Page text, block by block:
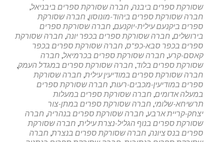
שסורקת ספרים ביבנה, חברה שסורקת ספרים ביבניאל,
חברה שסורקת ספרים ביהוד-מונוסון, חברה שסורקת
ספרים ביקנעם עילית-יוקנעם, חברה שסורקת ספרים
בירושלים, חברה שסורקת ספרים בכפר יונה, חברה שסורקת
ספרים בכפר סבא-כפ"ס, חברה שסורקת ספרים בכפר
קאסם-קרע, חברה שסורקת ספרים בכרמיאל, חברה
שסורקת ספרים בלוד, חברה שסורקת ספרים במגדל העמק,
חברה שסורקת ספרים במודיעין עילית, חברה שסורקת
ספרים במודיעין-מכבים-רעות, חברה שסורקת ספרים
במעלה אדומים, חברה שסורקת ספרים במעלות
תרשיחא-שלומי, חברה שסורקת ספרים במתן-צור
יצחק-קריית ארבע, חברה שסורקת ספרים בנהריה, חברה
שסורקת ספרים בנוף הגליל-נצרת עילית, חברה שסורקת
ספרים בנס ציונה, חברה שסורקת ספרים בנצרת, חברה